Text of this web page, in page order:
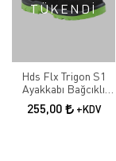
TÜKENDİ
Hds Flx Trigon S1
Ayakkabı Bağcıklı
Yeşil İş Ayakkabısı
255,00 +KDV